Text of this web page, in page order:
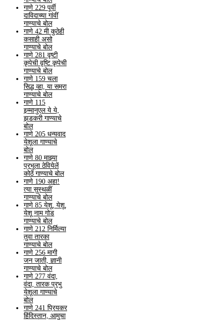
गाणे 229 पूर्वी
दाविदाच्या गांवीं
गाण्याचे बोल
गाणे 42 मी कुठेही
कसाही असो
गाण्याचे बोल
गाणे 281 वृष्टी
कृपेची वृष्टि कृपेची
गाण्याचे बोल
गाणे 159 चला
सिद्ध व्हा, या समरा
गाण्याचे बोल
गाणे 115
इम्मानुएल ये ये,
झडकरी गाण्याचे
बोल
गाणे 205 धन्यवाद
येशूला गाण्याचे
बोल
गाणे 80 माझ्या
प्रभूला ठेवियेलें
कोठें गाण्याचे बोल
गाणे 190 अहा!
त्या सुस्थळीं
गाण्याचे बोल
गाणे 85 येशू, येशू,
येशू नाम गोड
गाण्याचे बोल
गाणे 212 निर्मिल्या
तुवा तारका
गाण्याचे बोल
गाणे 256 मागी
जन जाती, ज्ञानी
गाण्याचे बोल
गाणे 277 वंदा,
वंदा, तारक प्रभु
येशूला गाण्याचे
बोल
गाणे 241 प्रियकर
हिंदिस्तान, आमुचा